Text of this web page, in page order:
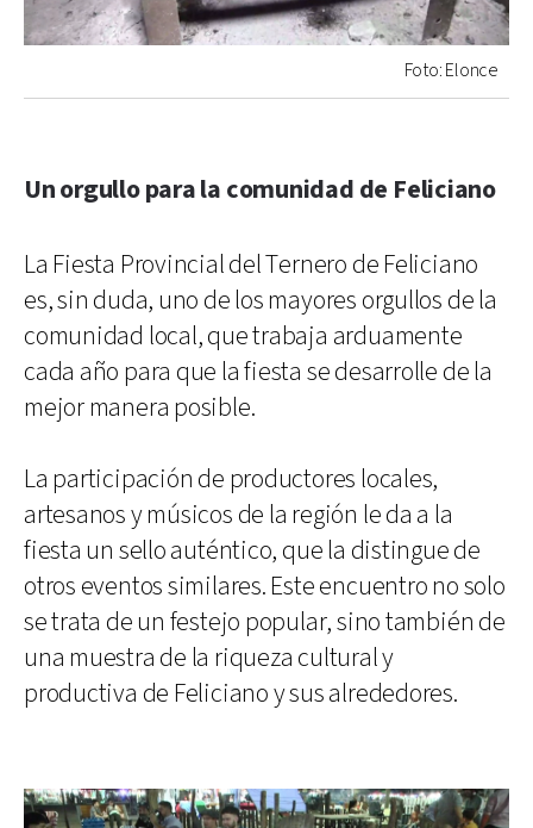
Foto: Elonce
Un orgullo para la comunidad de Feliciano
La Fiesta Provincial del Ternero de Feliciano
es, sin duda, uno de los mayores orgullos de la
comunidad local, que trabaja arduamente
cada año para que la fiesta se desarrolle de la
mejor manera posible.
La participación de productores locales,
artesanos y músicos de la región le da a la
fiesta un sello auténtico, que la distingue de
otros eventos similares. Este encuentro no solo
se trata de un festejo popular, sino también de
una muestra de la riqueza cultural y
productiva de Feliciano y sus alrededores.